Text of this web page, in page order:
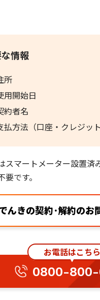
情報
所
用開始日
約者名
払方法（口座・クレジット
スマートメーター設置済
要です。
んきの契約･解約のお
お電話はこちら
0800-